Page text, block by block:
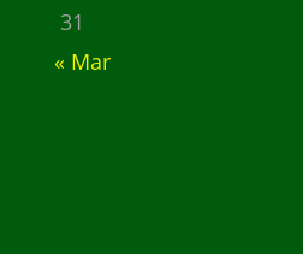
31
« Mar